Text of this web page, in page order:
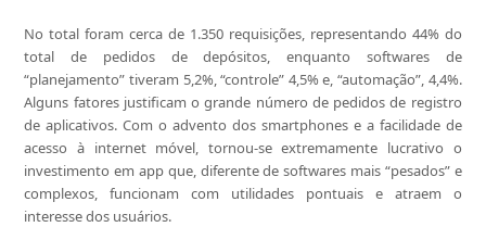
No total foram cerca de 1.350 requisições, representando 44% do
total de pedidos de depósitos, enquanto softwares de
“planejamento” tiveram 5,2%, “controle” 4,5% e, “automação”, 4,4%.
Alguns fatores justificam o grande número de pedidos de registro
de aplicativos. Com o advento dos smartphones e a facilidade de
acesso à internet móvel, tornou-se extremamente lucrativo o
investimento em app que, diferente de softwares mais “pesados” e
complexos, funcionam com utilidades pontuais e atraem o
interesse dos usuários.